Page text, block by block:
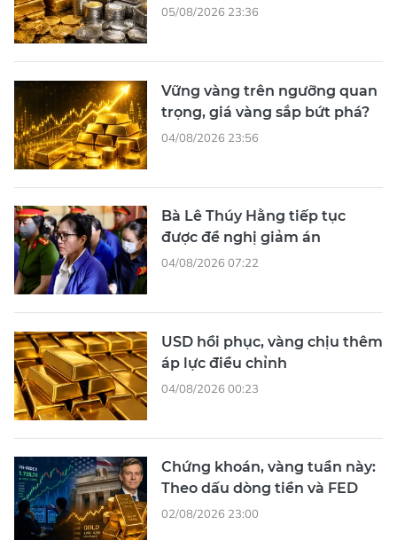
05/08/2026 23:36
Vững vàng trên ngưỡng quan
trọng, giá vàng sắp bứt phá?
04/08/2026 23:56
Bà Lê Thúy Hằng tiếp tục
được đề nghị giảm án
04/08/2026 07:22
USD hồi phục, vàng chịu thêm
áp lực điều chỉnh
04/08/2026 00:23
Chứng khoán, vàng tuần này:
Theo dấu dòng tiền và FED
02/08/2026 23:00